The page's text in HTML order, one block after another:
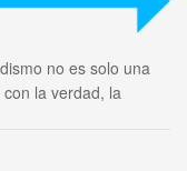
no es solo una
la verdad, la